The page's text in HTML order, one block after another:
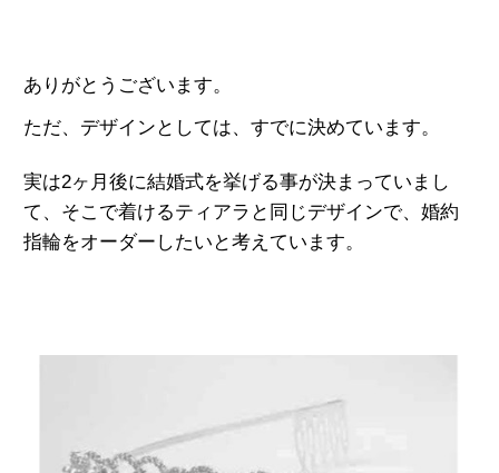
ありがとうございます。
ただ、デザインとしては、すでに決めています。
実は2ヶ月後に結婚式を挙げる事が決まっていまし
て、そこで着けるティアラと同じデザインで、婚約
指輪をオーダーしたいと考えています。